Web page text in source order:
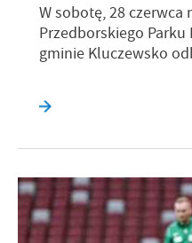
W sobotę, 28 czerwca
Przedborskiego
gminie Kluczewsko